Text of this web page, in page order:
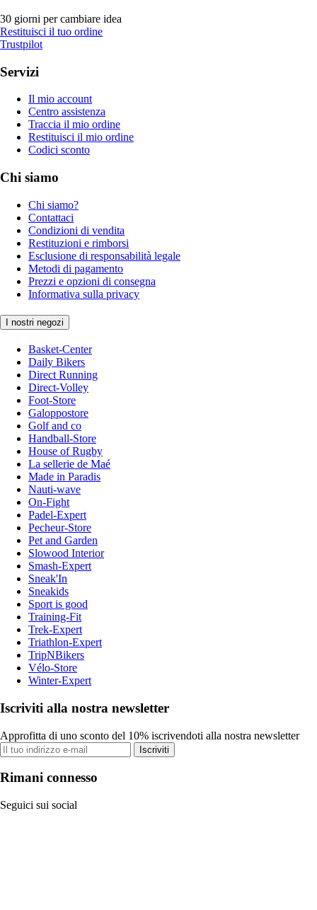
30 giorni per cambiare idea
Restituisci il tuo ordine
Trustpilot
Servizi
Il mio account
Centro assistenza
Traccia il mio ordine
Restituisci il mio ordine
Codici sconto
Chi siamo
Chi siamo?
Contattaci
Condizioni di vendita
Restituzioni e rimborsi
Esclusione di responsabilità legale
Metodi di pagamento
Prezzi e opzioni di consegna
Informativa sulla privacy
I nostri negozi
Basket-Center
Daily Bikers
Direct Running
Direct-Volley
Foot-Store
Galoppostore
Golf and co
Handball-Store
House of Rugby
La sellerie de Maé
Made in Paradis
Nauti-wave
On-Fight
Padel-Expert
Pecheur-Store
Pet and Garden
Slowood Interior
Smash-Expert
Sneak'In
Sneakids
Sport is good
Training-Fit
Trek-Expert
Triathlon-Expert
TripNBikers
Vélo-Store
Winter-Expert
Iscriviti alla nostra newsletter
Approfitta di uno sconto del 10% iscrivendoti alla nostra newsletter
Iscriviti
Rimani connesso
Seguici sui social